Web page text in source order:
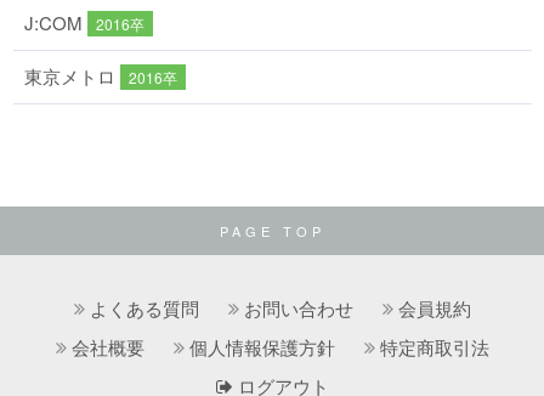
J:COM 2016卒
東京メトロ 2016卒
PAGE TOP
よくある質問 お問い合わせ
会員規約
会社概要
個人情報保護方針
特定商取引法
ログアウト